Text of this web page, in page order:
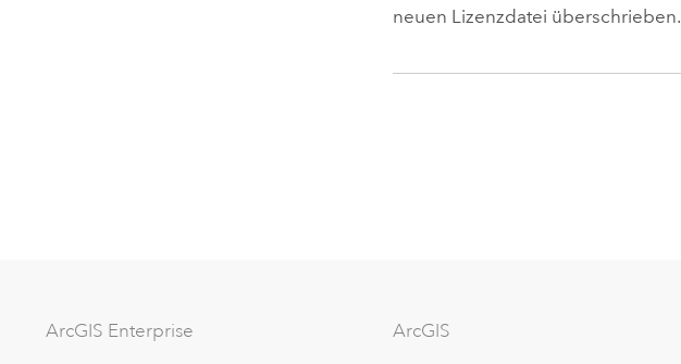
neuen Lizenzdatei überschrieben.
ArcGIS Enterprise ArcGIS